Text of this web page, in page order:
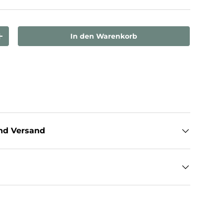
erhöhen In den Warenkorb
Versand